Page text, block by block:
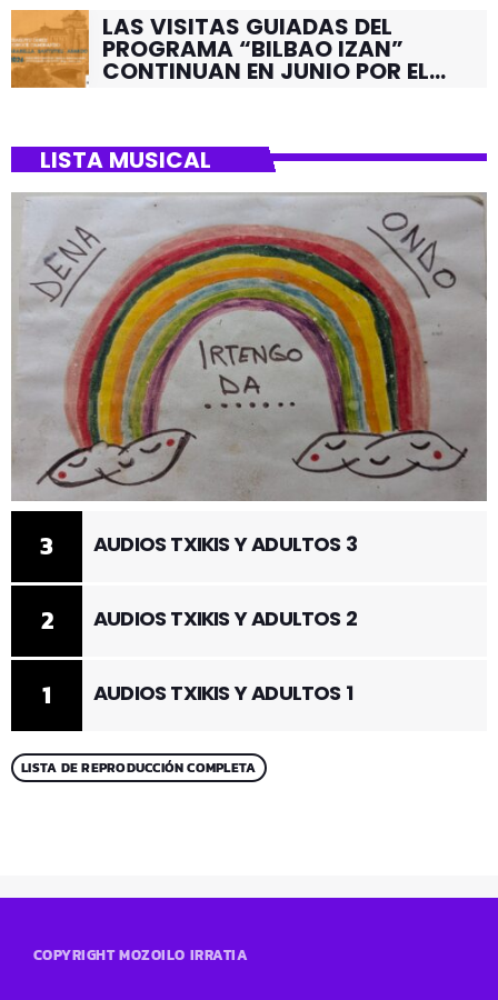
LAS VISITAS GUIADAS DEL
PROGRAMA “BILBAO IZAN”
CONTINUAN EN JUNIO POR EL
LISTA MUSICAL
1 AUDIOS TXIKIS Y ADULTOS 1
2 AUDIOS TXIKIS Y ADULTOS 2
3 AUDIOS TXIKIS Y ADULTOS 3
LISTA DE REPRODUCCIÓN COMPLETA
COPYRIGHT MOZOILO IRRATIA